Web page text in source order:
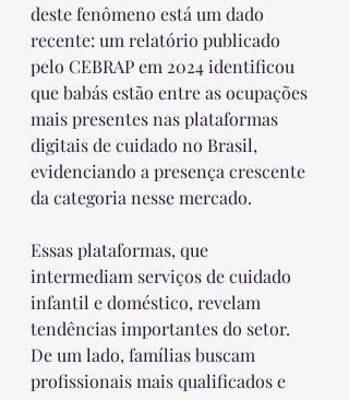
deste fenômeno está um dado
recente: um relatório publicado
pelo CEBRAP em 2024 identificou
que babás estão entre as ocupações
mais presentes nas plataformas
digitais de cuidado no Brasil,
evidenciando a presença crescente
da categoria nesse mercado.
Essas plataformas, que
intermediam serviços de cuidado
infantil e doméstico, revelam
tendências importantes do setor.
De um lado, famílias buscam
profissionais mais qualificados e